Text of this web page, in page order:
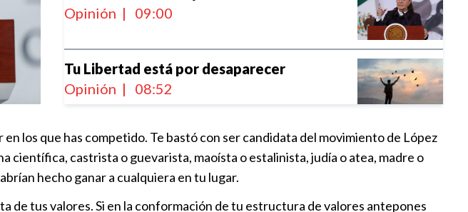
Opinión | 09:00
Tu Libertad está por desaparecer
Opinión | 08:52
Malas noticias para los partidos políticos
Opinión | 08:58
los que has competido. Te bastó con ser candidata del movimiento de López
científica, castrista o guevarista, maoísta o estalinista, judía o atea, madre o
hecho ganar a cualquiera en tu lugar.
de tus valores. Si en la conformación de tu estructura de valores antepones